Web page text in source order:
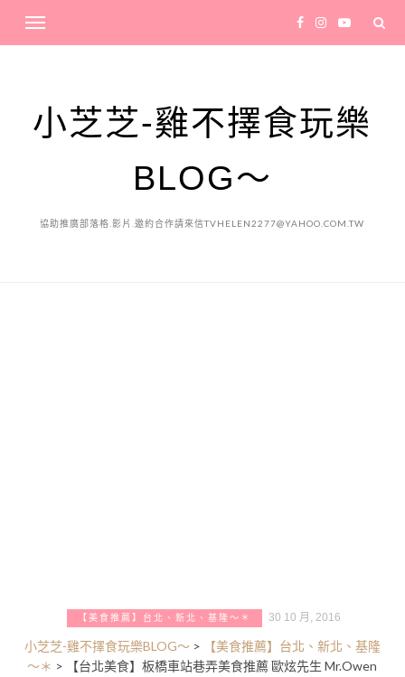
小芝芝-雞不擇食玩樂
BLOG～
協助推廣部落格.影片.邀約合作請來信TVHELEN2277@YAHOO.COM.TW
【美食推薦】台北、新北、基隆～＊ 30 10 月, 2016
小芝芝-雞不擇食玩樂BLOG～>
【美食推薦】台北、新北、基隆
～＊ >
【台北美食】板橋車站巷弄美食推薦 歐炫先生 Mr.Owen